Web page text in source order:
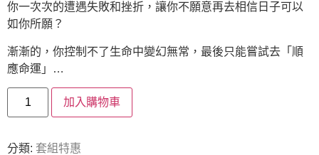
你一次次的遭遇失敗和挫折，讓你不願意再去相信日子可以
如你所願？
漸漸的，你控制不了生命中變幻無常，最後只能嘗試去「順
應命運」…
加入購物車
分類: 套組特惠